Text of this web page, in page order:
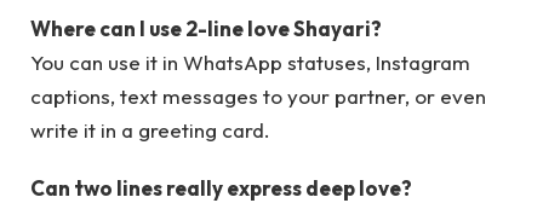
Where can I use 2-line love Shayari?
You can use it in WhatsApp statuses, Instagram
captions, text messages to your partner, or even
write it in a greeting card.
Can two lines really express deep love?